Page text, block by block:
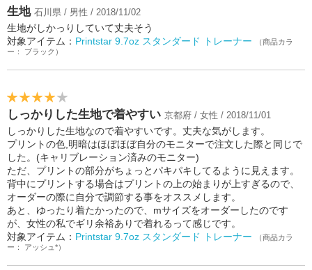
生地 石川県 / 男性 / 2018/11/02
生地がしかっりしていて丈夫そう
対象アイテム： Printstar 9.7oz スタンダード トレーナー
（商品カラ
ー： ブラック）
しっかりした生地で着やすい 京都府 / 女性 / 2018/11/01
しっかりした生地なので着やすいです。丈夫な気がします。
プリントの色,明暗はほぼほぼ自分のモニターで注文した際と同じで
した。(キャリブレーション済みのモニター)
ただ、プリントの部分がちょっとパキパキしてるように見えます。
背中にプリントする場合はプリントの上の始まりが上すぎるので、
オーダーの際に自分で調節する事をオススメします。
あと、ゆったり着たかったので、mサイズをオーダーしたのです
が、女性の私でギリ余裕ありで着れるって感じです。
対象アイテム： Printstar 9.7oz スタンダード トレーナー
（商品カラ
ー： アッシュ*）